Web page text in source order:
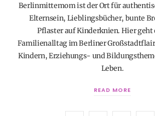
Berlinmittemom ist der Ort für
Elternsein, Lieblingsbücher, bunte
Pflaster auf Kinderknien. Hier geht
Familienalltag im Berliner
Kindern, Erziehungs- und
Leben.
READ MORE